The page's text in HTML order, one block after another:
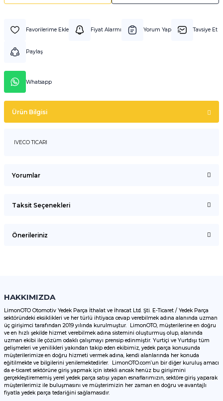
Fiyat Alarmı Yorum Yap Tavsiye Et
Paylaş
Whatsapp
Ürün Bilgisi
IVECO TICARI
Yorumlar
Taksit Seçenekleri
Önerileriniz
Görüş ve önerileriniz için teşekkür ederiz.
Ürün resmi kalitesiz, bozuk veya görüntülenemiyor.
Ürün açıklamasında eksik bilgiler bulunuyor.
Ürün bilgilerinde hatalar bulunuyor.
Ürün fiyatı diğer sitelerden daha pahalı.
Bu ürüne benzer farklı alternatifler olmalı.
HAKKIMIZDA
LimonOTO Otomotiv Yedek Parça İthalat ve İhracat Ltd. Şti. E-Ticaret / Yedek Parça
sektöründeki eksiklikleri ve her türlü ihtiyaca cevap verebilmek adına alanında uzman
üç girişimci tarafından 2019 yılında kurulmuştur. LimonOTO, müşterilerine en doğru
ve en hızlı şekilde hizmet verebilmek adına sistemini oluşturmuş olup, alanında
uzman ekibi ile çözüm odaklı çalışmayı prensip edinmiştir. Yurtiçi ve Yurtdışı tüm
gelişmeleri ve yenilikleri yakından takip eden ekibimiz, yedek parça konusunda
müşterilerimize en doğru hizmeti vermek adına, kendi alanlarında her konuda
eğitilmekte ve bilgilerini yenilemektedirler. LimonOTO.com’un bir diğer kuruluş amacı
da e-ticaret sektörüne giriş yapmak için istekli ancak henüz bu girişimini
gerçekleştirememiş yerel yedek parça satışı yapan esnaflarımızın, sektöre giriş yaparak
müşterilerimiz ile buluşmasını ve müşterimizin her zaman en doğru ve avantajlı
fiyatla yedek parça tedariğini sağlamasıdır.